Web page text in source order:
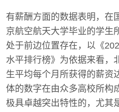
有薪酬方面的数据表明，在
京航空航天大学毕业的学生
处于前边位置存在，以《
水平排行榜》为依据来看，
生平均每个月所获得的薪资
体的数字在由众多高校所构
极具卓越突出特性的，尤其